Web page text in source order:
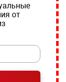
от